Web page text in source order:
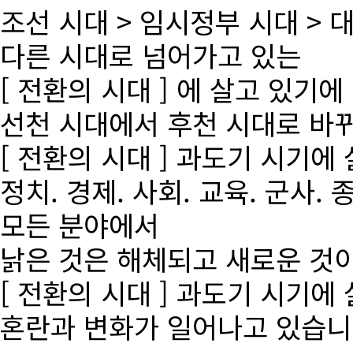
조선 시대 > 임시정부 시대 >
다른 시대로 넘어가고 있는
[ 전환의 시대 ] 에 살고 있기에
선천 시대에서 후천 시대로 바
[ 전환의 시대 ] 과도기 시기에
정치. 경제. 사회. 교육. 군사.
모든 분야에서
낡은 것은 해체되고 새로운 것
[ 전환의 시대 ] 과도기 시기에
혼란과 변화가 일어나고 있습